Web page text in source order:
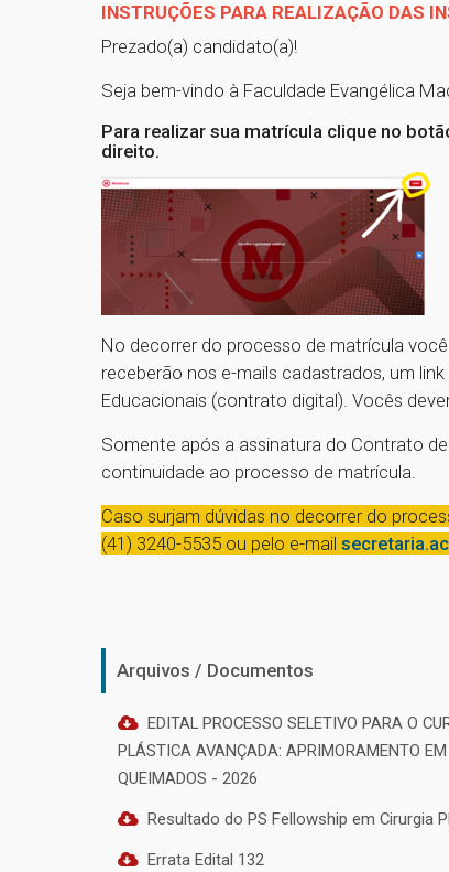
INSTRUÇÕES PARA REALIZAÇÃO DAS
Prezado(a) candidato(a)!
Seja bem-vindo à Faculdade Evangélica
Para realizar sua matrícula clique no
direito.
No decorrer do processo de matrícula
receberão nos e-mails cadastrados, um
Educacionais (contrato digital). Vocês
Somente após a assinatura do Contrato
continuidade ao processo de matrícula.
Caso surjam dúvidas no decorrer do
(41) 3240-5535 ou pelo e-mail
Arquivos / Documentos
EDITAL PROCESSO SELETIVO PARA O
PLÁSTICA AVANÇADA: APRIMORAMENTO
QUEIMADOS - 2026
Resultado do PS Fellowship em Cirurgia
Errata Edital 132